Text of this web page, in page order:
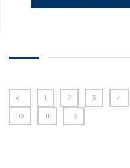
1 2 3 4
10
11